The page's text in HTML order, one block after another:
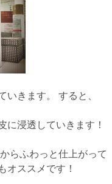
いきます。 すると、
に浸透していきます！
らふわっと仕上がって
オススメです！